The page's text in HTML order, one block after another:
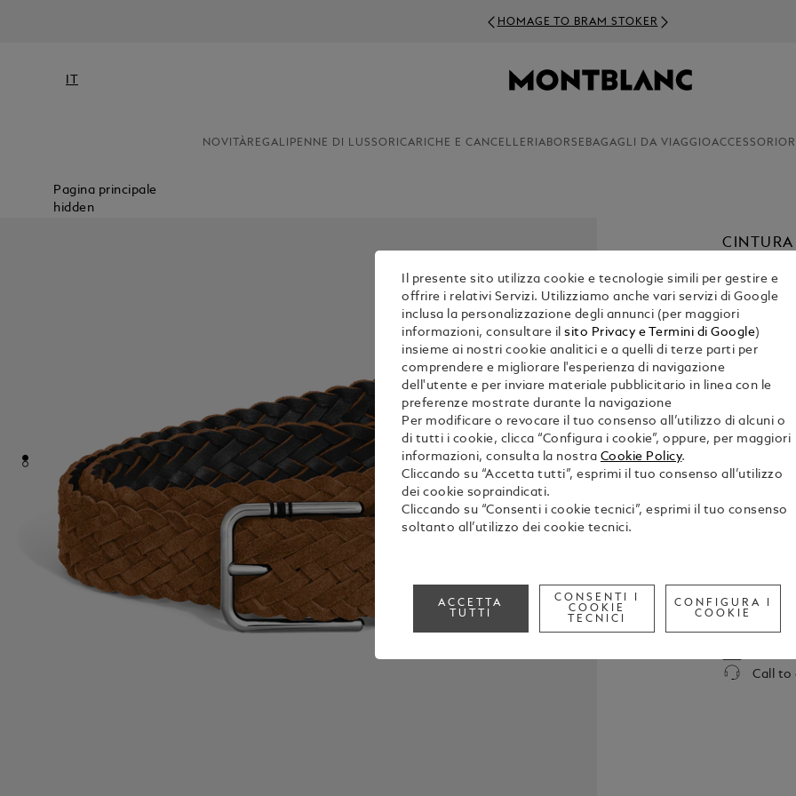
HOMAGE TO BRAM STOKER
NOVITÀ REGALI PENNE DI LUSSO RICARICHE E CANCELLERIA BORSE BAGAGLI DA VIAGGIOACCESSORI
Pagina principale
hidden
€ 420.00
1. Seleziona
Valorizza
in pelle
palladio
eleganti
stile della
sofisticata
Mostra
Call
Il presente sito utilizza cookie e tecnologie simili per gestire e
offrire i relativi Servizi. Utilizziamo anche vari servizi di Google
inclusa la personalizzazione degli annunci (per maggiori
informazioni, consultare ilsito Privacy e Termini di Google)
insieme ai nostri cookie analitici e a quelli di terze parti per
comprendere e migliorare l'esperienza di navigazione
dell'utente e per inviare materiale pubblicitario in linea con le
preferenze mostrate durante la navigazione
Per modificare o revocare il tuo consenso all’utilizzo di alcuni o
di tutti i cookie, clicca “Configura i cookie”, oppure, per maggiori
informazioni, consulta la nostra Cookie Policy.
Cliccando su “Accetta tutti”, esprimi il tuo consenso all’utilizzo
dei cookie sopraindicati.
Cliccando su “Consenti i cookie tecnici”, esprimi il tuo consenso
soltanto all’utilizzo dei cookie tecnici.
ACCETTA
TUTTI
CONSENTI I
COOKIE
TECNICI
CONFIGURA I
COOKIE